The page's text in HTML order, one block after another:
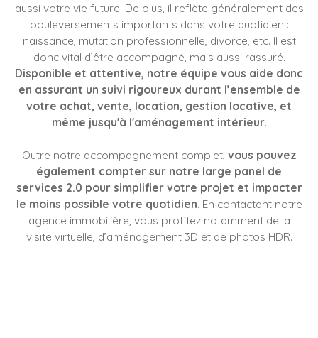
aussi votre vie future. De plus, il reflète généralement des
bouleversements importants dans votre quotidien :
naissance, mutation professionnelle, divorce, etc. Il est
donc vital d’être accompagné, mais aussi rassuré.
Disponible et attentive, notre équipe vous aide donc
en assurant un suivi rigoureux durant l’ensemble de
votre achat, vente, location, gestion locative, et
même jusqu'à l'aménagement intérieur.
Outre notre accompagnement complet, vous pouvez
également compter sur notre large panel de
services 2.0 pour simplifier votre projet et impacter
le moins possible votre quotidien. En contactant notre
agence immobilière, vous profitez notamment de la
visite virtuelle, d’aménagement 3D et de photos HDR.